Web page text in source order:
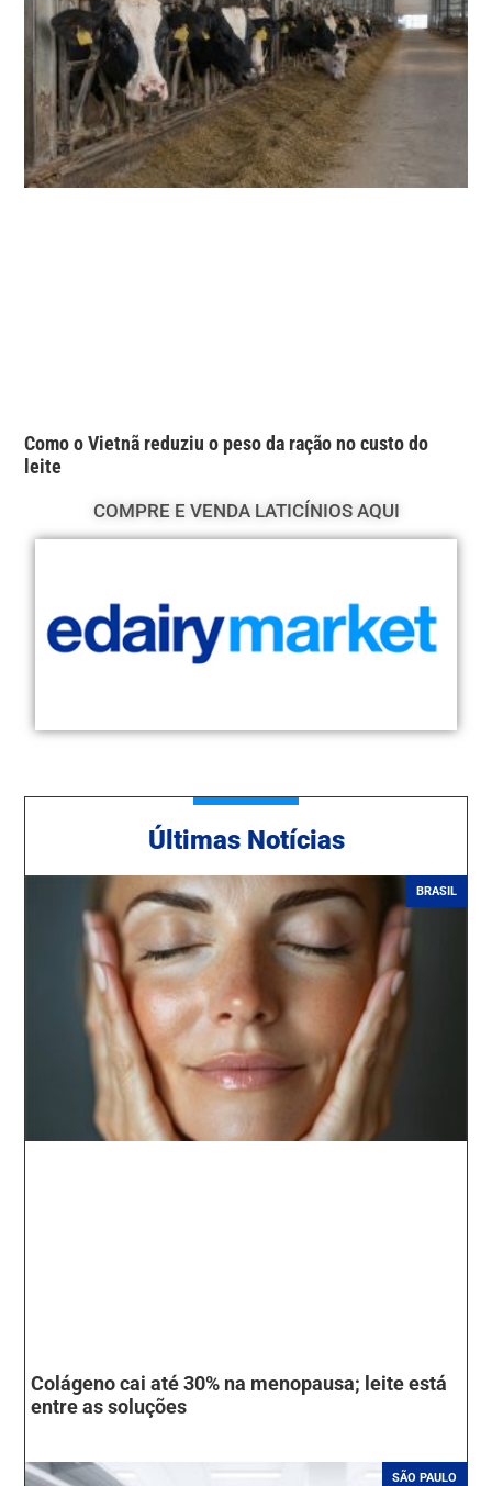
Como o Vietnã reduziu o peso da ração no custo do
leite
COMPRE E VENDA LATICÍNIOS AQUI
Ú ltimas Notícias
BRASIL
Colágeno cai até 30% na menopausa; leite está
entre as soluções
SÃO PAULO